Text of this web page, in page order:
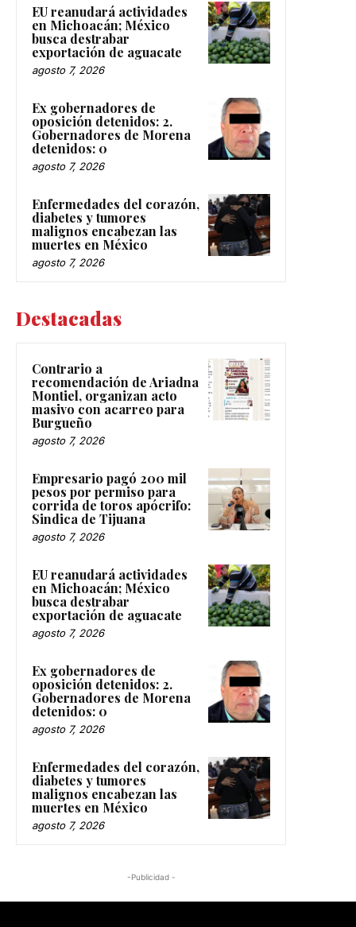
EU reanudará actividades
en Michoacán; México
busca destrabar
exportación de aguacate
agosto 7, 2026
Ex gobernadores de
oposición detenidos: 2.
Gobernadores de Morena
detenidos: 0
agosto 7, 2026
Enfermedades del corazón,
diabetes y tumores
malignos encabezan las
muertes en México
agosto 7, 2026
Destacadas
Contrario a
recomendación de Ariadna
Montiel, organizan acto
masivo con acarreo para
Burgueño
agosto 7, 2026
Empresario pagó 200 mil
pesos por permiso para
corrida de toros apócrifo:
Sindica de Tijuana
agosto 7, 2026
EU reanudará actividades
en Michoacán; México
busca destrabar
exportación de aguacate
agosto 7, 2026
Ex gobernadores de
oposición detenidos: 2.
Gobernadores de Morena
detenidos: 0
agosto 7, 2026
Enfermedades del corazón,
diabetes y tumores
malignos encabezan las
muertes en México
agosto 7, 2026
-Publicidad -